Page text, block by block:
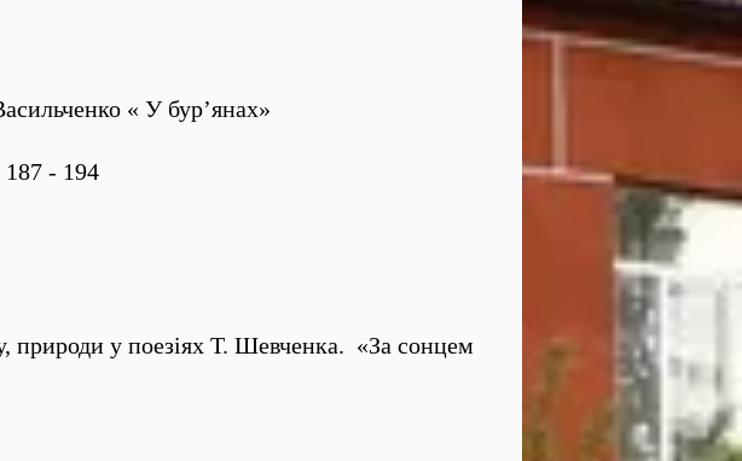
« У бур’янах»
187 - 194
природи у поезіях Т. Шевченка. «За сонцем